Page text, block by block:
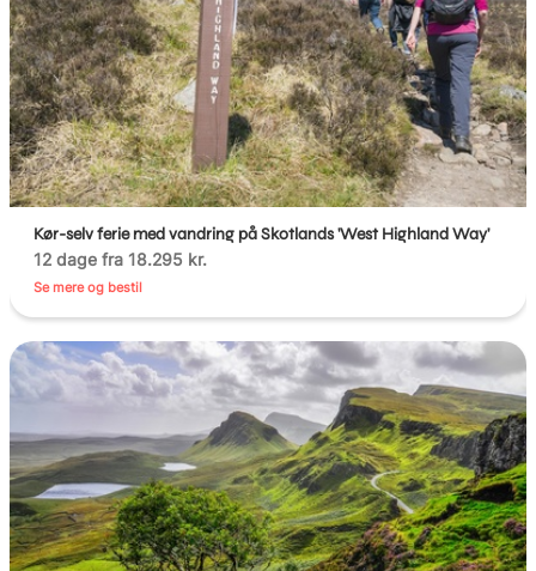
Kør-selv ferie med vandring på Skotlands 'West Highland Way'
12 dage fra 18.295 kr.
Se mere og bestil